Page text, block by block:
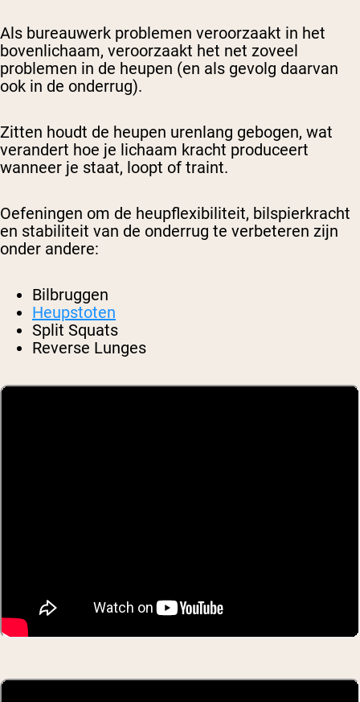
Als bureauwerk problemen veroorzaakt in het
bovenlichaam, veroorzaakt het net zoveel
problemen in de heupen (en als gevolg daarvan
ook in de onderrug).
Zitten houdt de heupen urenlang gebogen, wat
verandert hoe je lichaam kracht produceert
wanneer je staat, loopt of traint.
Oefeningen om de heupflexibiliteit, bilspierkracht
en stabiliteit van de onderrug te verbeteren zijn
onder andere:
Bilbruggen
Heupstoten
Split Squats
Reverse Lunges